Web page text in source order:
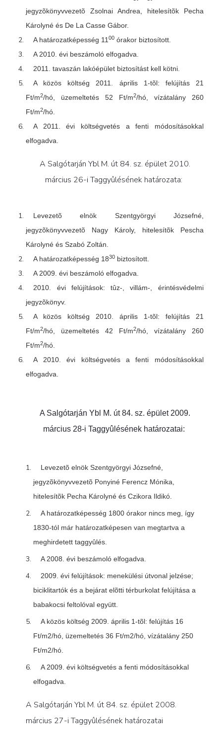
jegyzõkönyvvezetõ Zsolnai Andrea, hitelesítõk Pecha
Károlyné és De La Casse Gábor.
A határozatképesség 1100 órakor biztosított.
A 2010. évi beszámoló elfogadva.
2011. tavaszán lakóépület biztosítást kell kötni.
A közös költség 2011. április 1-tõl: felújítás 21
Ft/m2/hó, üzemeltetés 52 Ft/m2/hó, vízátalány 260
Ft/m2/hó.
A 2011. évi költségvetés a fenti módosításokkal
elfogadva.
A Salgótarján Ybl M. út 84. sz. épület 2010.
március 26-i Taggyûlésének határozata:
Levezetõ elnök Szentgyörgyi Józsefné,
jegyzõkönyvvezetõ Nagy Károly, hitelesítõk Pescha
Károlyné és Szabó Zoltán.
A határozatképesség 1830 biztosított.
A 2009. évi beszámoló elfogadva.
2010. évi felújítások: tûz-, villám-, érintésvédelmi
jegyzõkönyv.
A közös költség 2010. április 1-tõl: felújítás 21
Ft/m2/hó, üzemeltetés 42 Ft/m2/hó, vízátalány 260
Ft/m2/hó.
A 2010. évi költségvetés a fenti módosításokkal
elfogadva.
A Salgótarján Ybl M. út 84. sz. épület 2009.
március 28-i Taggyûlésének határozatai:
Levezetõ elnök Szentgyörgyi Józsefné,
jegyzõkönyvvezetõ Ponyiné Ferencz Mónika,
hitelesítõk Pecha Károlyné és Czikora Ildikó.
A határozatképesség 1800 órakor nincs meg, így
1830-tól már határozatképesen van megtartva a
meghirdetett taggyûlés.
A 2008. évi beszámoló elfogadva.
2009. évi felújítások: menekülési útvonal jelzése;
biciklitartók és a bejárat elõtti térburkolat felújítása a
babakocsi feltolóval együtt.
A közös költség 2009. április 1-tõl: felújítás 16
Ft/m2/hó, üzemeltetés 36 Ft/m2/hó, vízátalány 250
Ft/m2/hó.
A 2009. évi költségvetés a fenti módosításokkal
elfogadva.
A Salgótarján Ybl M. út 84. sz. épület 2008.
március 27-i Taggyûlésének határozatai